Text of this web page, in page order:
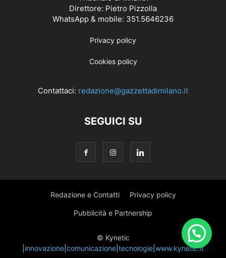
Direttore: Pietro Pizzolla
WhatsApp & mobile: 351.5646236
Privacy policy
Cookies policy
Contattaci: redazione@gazzettadimilano.it
SEGUICI SU
Redazione e Contatti Privacy policy
Pubblicità e Partnership
© Kynetic
innovazione comunicazione tecnologie www.kynetic.it